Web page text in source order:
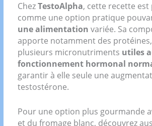
ChezTestoAlpha, cette recette est
comme une option pratique
une alimentation variée. Sa
apporte notamment des
plusieurs micronutriments utiles
fonctionnement hormonal
garantir à elle seule une
testostérone.
Pour une option plus gourmande
et du fromage blanc, découvrez